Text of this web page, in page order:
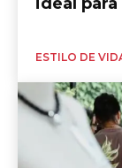
ESTILO DE